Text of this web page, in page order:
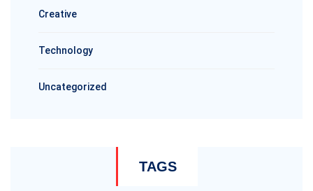
Creative
Technology
Uncategorized
TAGS